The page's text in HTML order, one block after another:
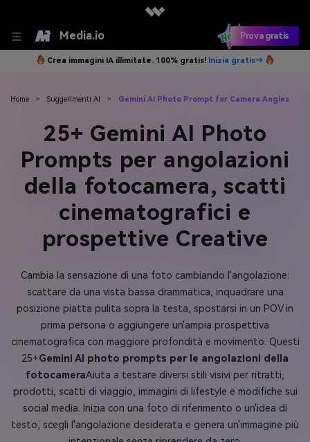
Media.io Prova gratis
Crea immagini IA illimitate. 100% gratis! Inizia gratis→
Home > Suggerimenti AI > Gemini AI Photo Prompt for Camera Angles
25+ Gemini AI Photo
Prompts per angolazioni
della fotocamera, scatti
cinematografici e
prospettive Creative
Cambia la sensazione di una foto cambiando l'angolazione:
scattare da una vista bassa drammatica, inquadrare una
posizione piatta pulita sopra la testa, spostarsi in un POV in
prima persona o aggiungere un'ampia prospettiva
cinematografica con maggiore profondità e movimento. Questi
25+Gemini AI photo prompts per le angolazioni della
fotocameraAiuta a testare diversi stili visivi per ritratti,
prodotti, scatti di viaggio, immagini di lifestyle e modifiche sui
social media. Inizia con una foto di riferimento o un'idea di
testo, scegli l'angolazione desiderata e genera un'immagine più